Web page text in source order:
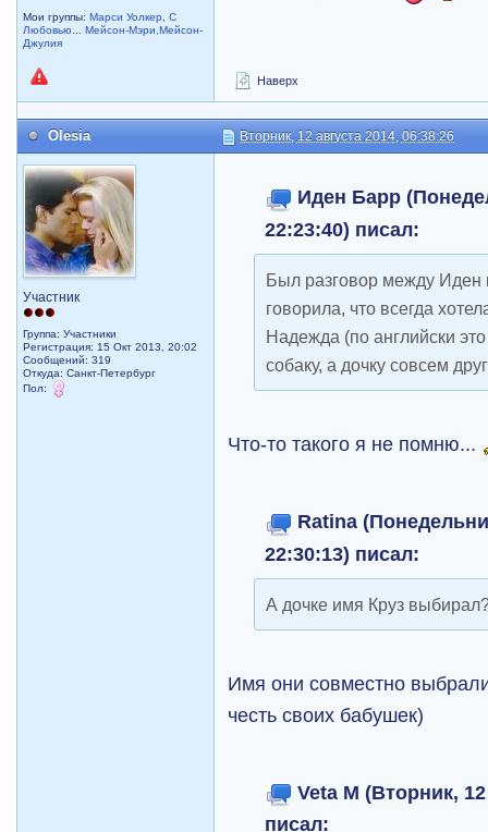
Мои группы:Марси Уолкер ,С
Любовью... Мейсон-Мэри,Мейсон-
Джулия
Наверх
Olesia Вторник, 12 августа 2014, 06:38:26
Участник
Группа: Участники
Регистрация: 15 Окт 2013, 20:02
Сообщений: 319
Откуда: Санкт-Петербург
Пол:
Иден Барр
22:23:40) писал:
Был разговор между
говорила, что всегда
Надежда (по английски
собаку, а дочку совсем
Что-то такого я не помню...
Ratina
22:30:13) писал:
А дочке имя Круз
Имя они совместно
честь своих бабушек)
Veta M (Вторник,
писал: